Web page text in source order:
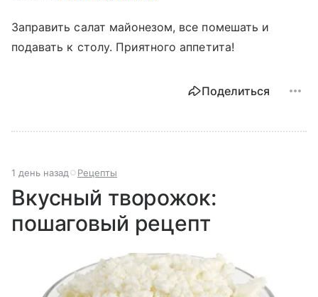
Заправить салат майонезом, все помешать и
подавать к столу. Приятного аппетита!
Поделиться
1 день назад Рецепты
Вкусный творожок:
пошаговый рецепт